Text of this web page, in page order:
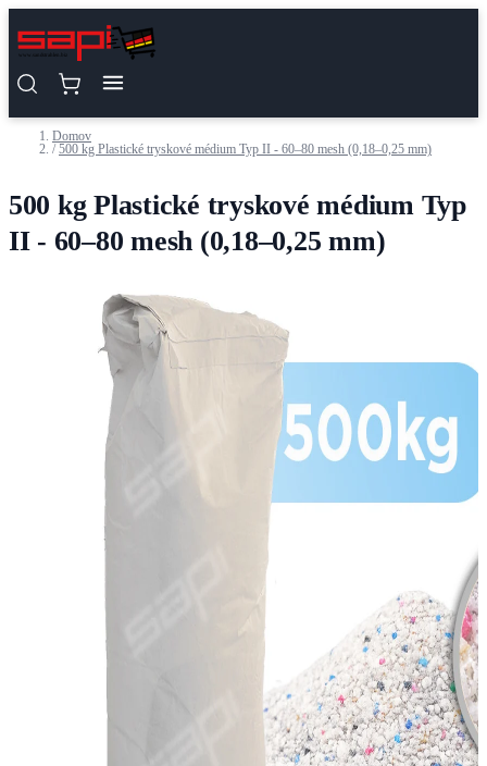
Domov
/ 500 kg Plastické tryskové médium Typ II - 60–80 mesh (0,18–0,25 mm)
500 kg Plastické tryskové médium Typ
II - 60–80 mesh (0,18–0,25 mm)